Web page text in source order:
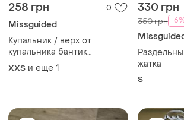
258 грн 0
Missguided
Купальник / верх от
купальника бантик
missguided голубого цвета
made in uk, оригинал
XХS и еще 1
330 грн
350 грн -
жатка
S